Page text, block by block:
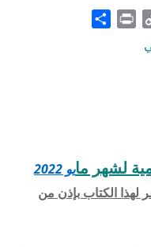
Copy
Print
لشهر مايو 2022
لهذا الكتاب بإذن من